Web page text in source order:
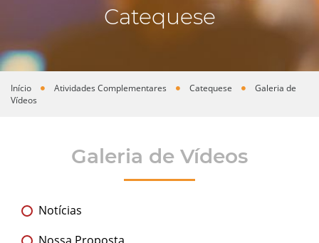
Catequese
Você está aqui
Início Atividades Complementares Catequese
Galeria de
Vídeos
Galeria de Vídeos
Notícias